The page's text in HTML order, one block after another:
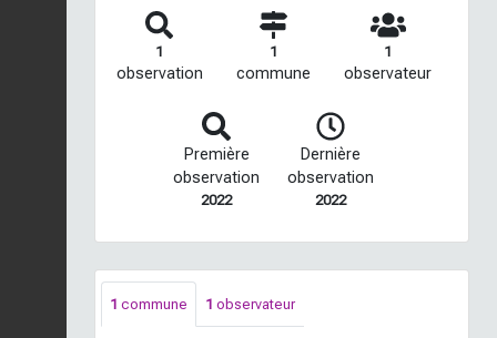
1
observation
1
commune
1
observateur
Première
observation
2022
Dernière
observation
2022
1 commune 1 observateur